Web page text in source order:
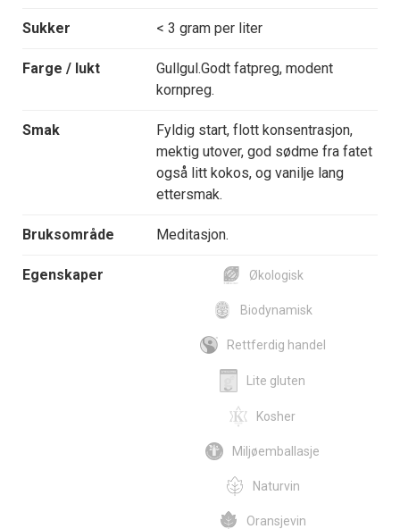
Sukker < 3 gram per liter
Farge / lukt
Gullgul.Godt fatpreg, modent
kornpreg.
Smak
Fyldig start, flott konsentrasjon,
mektig utover, god sødme fra fatet
også litt kokos, og vanilje lang
ettersmak.
Bruksområde Meditasjon.
Egenskaper Økologisk
Biodynamisk
Rettferdig handel
Lite gluten
Kosher
Miljøemballasje
Naturvin
Oransjevin